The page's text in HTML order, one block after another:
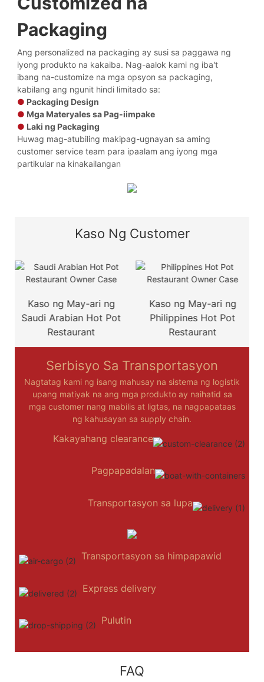
Packaging
Ang personalized na packaging ay susi sa paggawa ng
iyong produkto na kakaiba. Nag-aalok kami ng iba't
ibang na-customize na mga opsyon sa packaging,
kabilang ang ngunit hindi limitado sa:
● Packaging Design
● Mga Materyales sa Pag-iimpake
● Laki ng Packaging
Huwag mag-atubiling makipag-ugnayan sa aming
customer service team para ipaalam ang iyong mga
partikular na kinakailangan
Kaso Ng Customer
Kaso ng May-ari ng
Saudi Arabian Hot Pot
Restaurant
Kaso ng May-ari ng
Philippines Hot Pot
Restaurant
Serbisyo Sa Transportasyon
Nagtatag kami ng isang mahusay na sistema ng logistik
upang matiyak na ang mga produkto ay naihatid sa
mga customer nang mabilis at ligtas, na nagpapataas
ng kahusayan sa supply chain.
Kakayahang clearance
Pagpapadalan
Transportasyon sa lupa
Transportasyon sa himpapawid
Express delivery
Pulutin
FAQ